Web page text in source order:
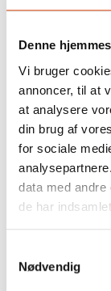
Denne
Vi bruger
annoncer, til at
at analysere
din brug af
for sociale
data med andre
de har
Nødvendig